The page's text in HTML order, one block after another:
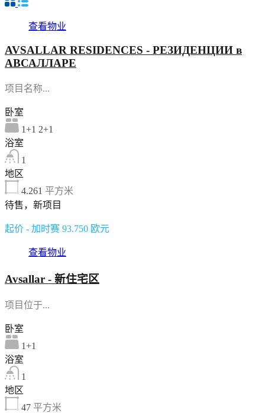
查看物业
AVSALLAR RESIDENCES - РЕЗИДЕНЦИИ в
АВСАЛЛАРЕ
项目名称...
卧室
1+1 2+1
浴室
1
地区
4.261 平方米
待售，新项目
起价 - 加时赛 93.750 欧元
查看物业
Avsallar - 新住宅区
项目位于...
卧室
1+1
浴室
1
地区
47 平方米